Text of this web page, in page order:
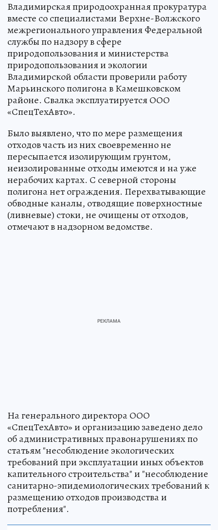
Владимирская природоохранная прокуратура
вместе со специалистами Верхне-Волжского
межрегионального управления Федеральной
службы по надзору в сфере
природопользования и министерства
природопользования и экологии
Владимирской области проверили работу
Марьинского полигона в Камешковском
районе. Свалка эксплуатируется ООО
«СпецТехАвто».
Было выявлено, что по мере размещения
отходов часть из них своевременно не
пересыпается изолирующим грунтом,
неизолированные отходы имеются и на уже
нерабочих картах. С северной стороны
полигона нет ограждения. Перехватывающие
обводные каналы, отводящие поверхностные
(ливневые) стоки, не очищены от отходов,
отмечают в надзорном ведомстве.
На генерального директора ООО
«СпецТехАвто» и организацию заведено дело
об административных правонарушениях по
статьям "несоблюдение экологических
требований при эксплуатации иных объектов
капительного строительства" и "несоблюдение
санитарно-эпидемиологических требований к
размещению отходов производства и
потребления".